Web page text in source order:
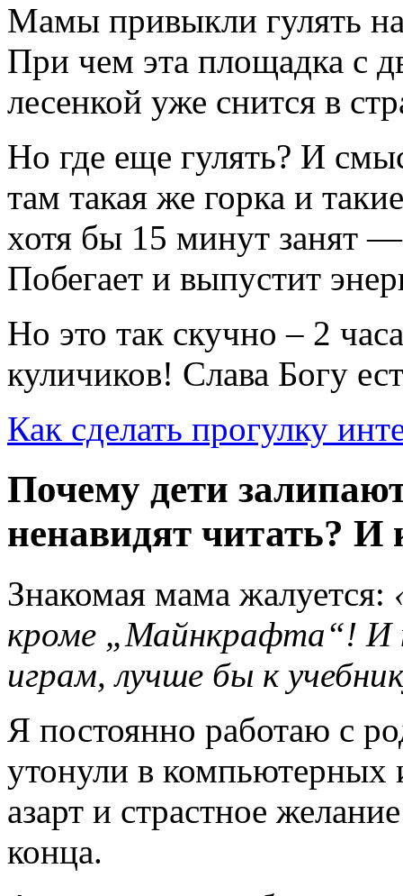
Мамы привыкли гулять
При чем эта площадка с
лесенкой уже снится в
Но где еще гулять? И
там такая же горка и
хотя бы 15 минут занят
Побегает и выпустит
Но это так скучно – 2
куличиков! Слава Богу
Как сделать прогулку
Почему дети
ненавидят читать? И
Знакомая мама жалуется:
кроме „Майнкрафта“! И
играм, лучше бы к
Я постоянно работаю с
утонули в
азарт и страстное
конца.